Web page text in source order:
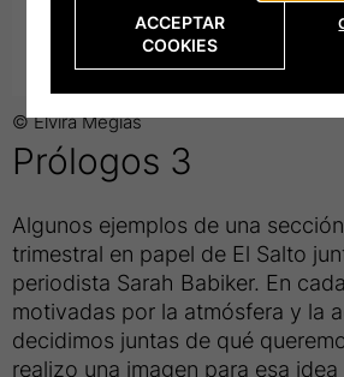
Título
de
la
fotograrfía:
Prólogos 3
Algunos ejemplos de una
trimestral en papel de El Salto
periodista Sarah Babiker. En
motivadas por la atmósfera y la
decidimos juntas de qué
realizo una imagen para esa
© Elvira Megías
ACCEPTAR
COOKIES